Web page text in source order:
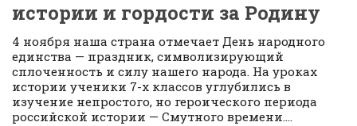
истории и гордости за Родину
4 ноября наша страна отмечает День народного
единства — праздник, символизирующий
сплоченность и силу нашего народа. На уроках
истории ученики 7-х классов углубились в
изучение непростого, но героического периода
российской истории — Смутного времени....